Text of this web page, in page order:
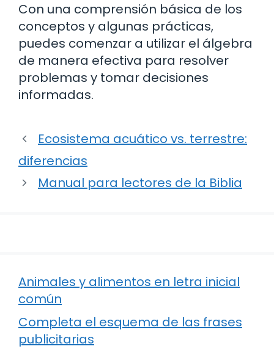
Con una comprensión básica de los
conceptos y algunas prácticas,
puedes comenzar a utilizar el álgebra
de manera efectiva para resolver
problemas y tomar decisiones
informadas.
Ecosistema acuático vs. terrestre:
diferencias
Manual para lectores de la Biblia
Animales y alimentos en letra inicial
común
Completa el esquema de las frases
publicitarias